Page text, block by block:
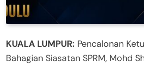
KUALA LUMPUR: Pencalonan
Bahagian Siasatan SPRM, Mohd